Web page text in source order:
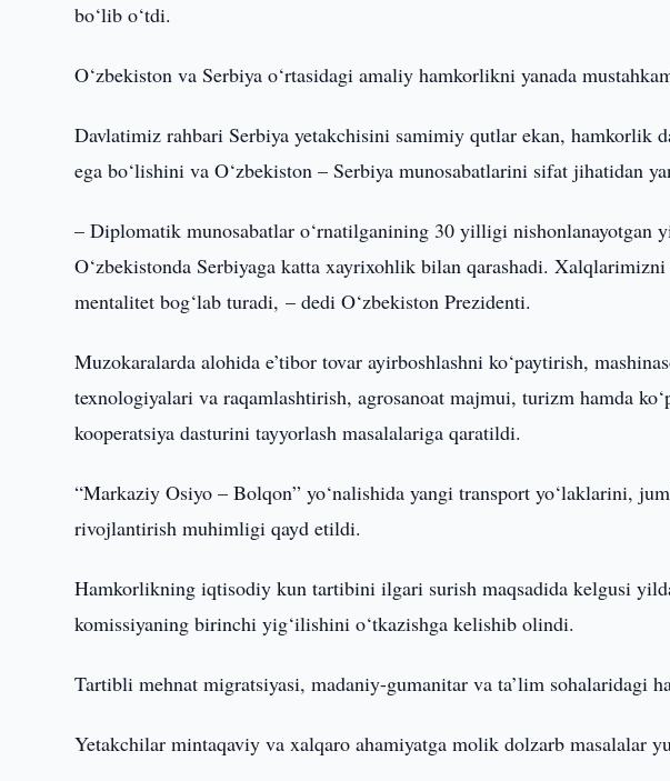
bo‘lib o‘tdi.
O‘zbekiston va Serbiya o‘rtasidagi amaliy hamkorlikni yanada
Davlatimiz rahbari Serbiya yetakchisini samimiy qutlar ekan, hamkorlik
ega bo‘lishini va O‘zbekiston – Serbiya munosabatlarini sifat jihatidan
– Diplomatik munosabatlar o‘rnatilganining 30 yilligi nishonlanayotgan
O‘zbekistonda Serbiyaga katta xayrixohlik bilan qarashadi.
mentalitet bog‘lab turadi, – dedi O‘zbekiston Prezidenti.
Muzokaralarda alohida e’tibor tovar ayirboshlashni ko‘paytirish,
texnologiyalari va raqamlashtirish, agrosanoat majmui, turizm hamda
kooperatsiya dasturini tayyorlash masalalariga qaratildi.
“Markaziy Osiyo – Bolqon” yo‘nalishida yangi transport yo‘laklarini,
rivojlantirish muhimligi qayd etildi.
Hamkorlikning iqtisodiy kun tartibini ilgari surish maqsadida kelgusi
komissiyaning birinchi yig‘ilishini o‘tkazishga kelishib olindi.
Tartibli mehnat migratsiyasi, madaniy-gumanitar va ta’lim sohalaridagi
Yetakchilar mintaqaviy va xalqaro ahamiyatga molik dolzarb masalalar